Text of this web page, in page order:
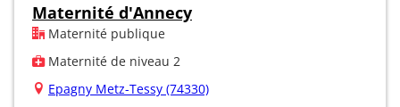
Maternité d'Annecy
Maternité publique
Maternité de niveau 2
Epagny Metz-Tessy (74330)